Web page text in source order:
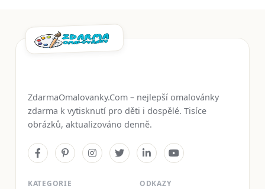
ZdarmaOmalovanky.Com – nejlepší omalovánky
zdarma k vytisknutí pro děti i dospělé. Tisíce
obrázků, aktualizováno denně.
KATEGORIE ODKAZY